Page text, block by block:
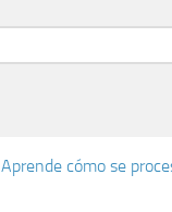
Aprende cómo se